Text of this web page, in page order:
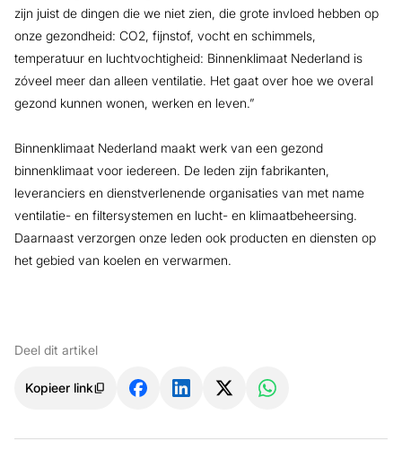
zijn juist de dingen die we niet zien, die grote invloed hebben op
onze gezondheid: CO2, fijnstof, vocht en schimmels,
temperatuur en luchtvochtigheid: Binnenklimaat Nederland is
zóveel meer dan alleen ventilatie. Het gaat over hoe we overal
gezond kunnen wonen, werken en leven.”
Binnenklimaat Nederland maakt werk van een gezond
binnenklimaat voor iedereen. De leden zijn fabrikanten,
leveranciers en dienstverlenende organisaties van met name
ventilatie- en filtersystemen en lucht- en klimaatbeheersing.
Daarnaast verzorgen onze leden ook producten en diensten op
het gebied van koelen en verwarmen.
Deel dit artikel
Kopieer link